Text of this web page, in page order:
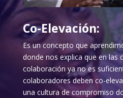
Co-Elevación:
Es un concepto que
donde nos explica que en las
colaboración ya no es
colaboradores deben co-
una cultura de compromiso